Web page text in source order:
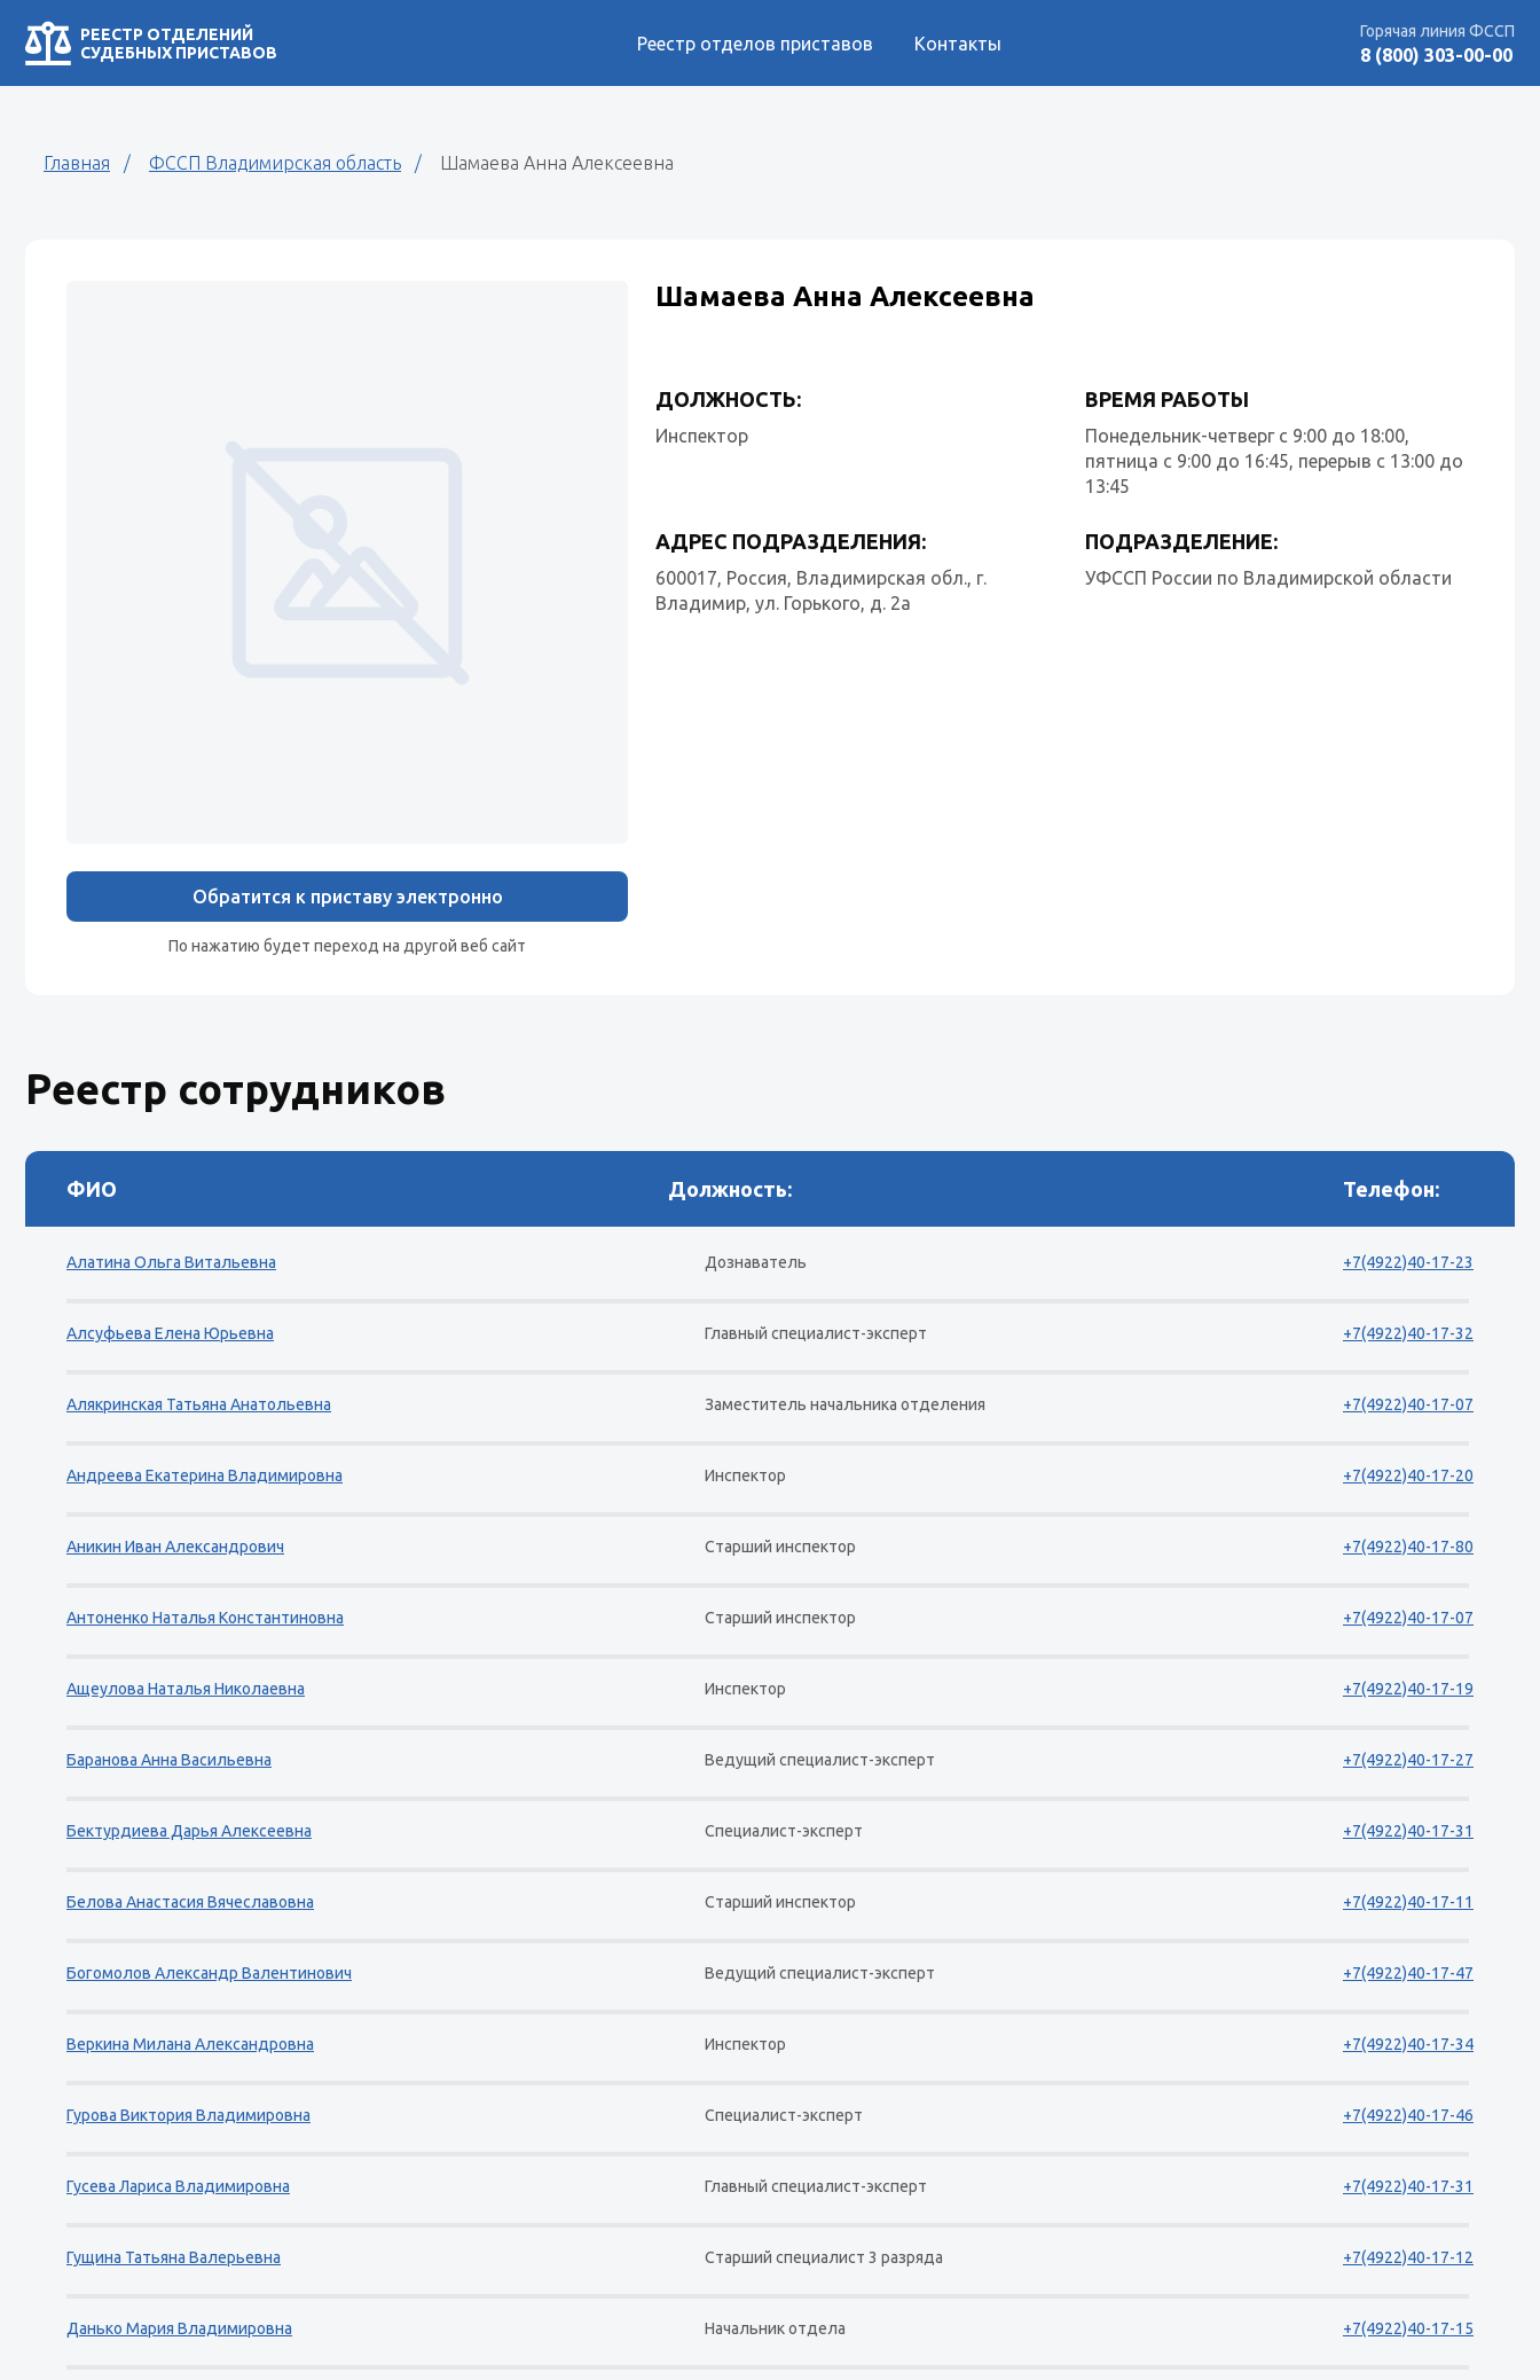
РЕЕСТР ОТДЕЛЕНИЙ
СУДЕБНЫХ ПРИСТАВОВ
Реестр отделов приставов Контакты
Горячая линия ФССП
8 (800) 303-00-00
Главная ФССП Владимирская область Шамаева Анна Алексеевна
Обратится к приставу электронно
По нажатию будет переход на другой веб сайт
Шамаева Анна Алексеевна
ДОЛЖНОСТЬ:
Инспектор
ВРЕМЯ РАБОТЫ
Понедельник-четверг с 9:00 до 18:00,
пятница с 9:00 до 16:45, перерыв с 13:00 до
13:45
АДРЕС ПОДРАЗДЕЛЕНИЯ:
600017, Россия, Владимирская обл., г.
Владимир, ул. Горького, д. 2а
ПОДРАЗДЕЛЕНИЕ:
УФССП России по Владимирской области
Реестр сотрудников
ФИО Должность: Телефон:
Алатина Ольга Витальевна Дознаватель +7(4922)40-17-23
Алсуфьева Елена Юрьевна Главный специалист-эксперт +7(4922)40-17-32
Алякринская Татьяна Анатольевна Заместитель начальника отделения +7(4922)40-17-07
Андреева Екатерина Владимировна Инспектор +7(4922)40-17-20
Аникин Иван Александрович Старший инспектор +7(4922)40-17-80
Антоненко Наталья Константиновна Старший инспектор +7(4922)40-17-07
Ащеулова Наталья Николаевна Инспектор +7(4922)40-17-19
Баранова Анна Васильевна Ведущий специалист-эксперт +7(4922)40-17-27
Бектурдиева Дарья Алексеевна Специалист-эксперт +7(4922)40-17-31
Белова Анастасия Вячеславовна Старший инспектор +7(4922)40-17-11
Богомолов Александр Валентинович Ведущий специалист-эксперт +7(4922)40-17-47
Веркина Милана Александровна Инспектор +7(4922)40-17-34
Гурова Виктория Владимировна Специалист-эксперт +7(4922)40-17-46
Гусева Лариса Владимировна Главный специалист-эксперт +7(4922)40-17-31
Гущина Татьяна Валерьевна Старший специалист 3 разряда +7(4922)40-17-12
Данько Мария Владимировна Начальник отдела +7(4922)40-17-15